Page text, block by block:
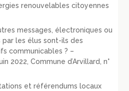
renouvelables citoyennes
messages, électroniques ou
par les élus sont-ils des
communicables ? –
2022, Commune d’Arvillard, n°
et référendums locaux